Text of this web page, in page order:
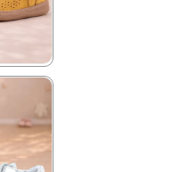
Ücretsiz
Kargo
₺